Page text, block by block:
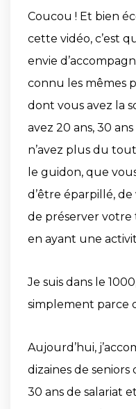
Coucou ! Et bien
cette vidéo, c’est
envie
connu les mêmes
dont vous avez la
avez 20 ans, 30
n’avez plus du
le guidon, que
d’être éparpillé,
de préserver
en ayant une
Je suis dans le
simplement parce
Aujourd’hui,
dizaines de
30 ans de salariat